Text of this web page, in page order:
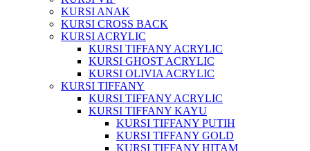
KURSI ANAK
KURSI CROSS BACK
KURSI ACRYLIC
KURSI TIFFANY ACRYLIC
KURSI GHOST ACRYLIC
KURSI OLIVIA ACRYLIC
KURSI TIFFANY
KURSI TIFFANY ACRYLIC
KURSI TIFFANY KAYU
KURSI TIFFANY PUTIH
KURSI TIFFANY GOLD
KURSI TIFFANY HITAM